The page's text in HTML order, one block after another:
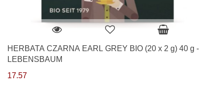
HERBATA CZARNA EARL GREY BIO (20 x 2 g) 40 g -
LEBENSBAUM
17.57